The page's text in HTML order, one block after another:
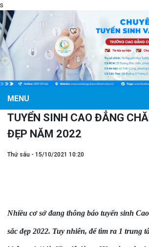
s
MENU
TUYỂN SINH CAO ĐẲNG
ĐẸP NĂM 2022
Thứ sáu - 15/10/2021 10:20
Nhiều cơ sở đang thông báo tuyển sinh
sắc đẹp 2022. Tuy nhiên, để tìm ra 1 trung